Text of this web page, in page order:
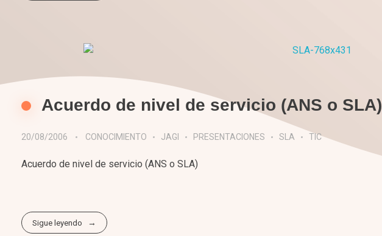
Acuerdo de nivel de servicio (ANS o SLA)
20/08/2006 CONOCIMIENTO JAGI PRESENTACIONES SLA TIC
Acuerdo de nivel de servicio (ANS o SLA)
Sigue leyendo